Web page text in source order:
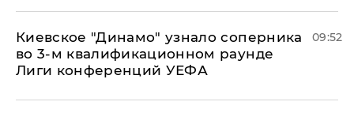
Киевское "Динамо" узнало соперника
во 3-м квалификационном раунде
Лиги конференций УЕФА
09:52